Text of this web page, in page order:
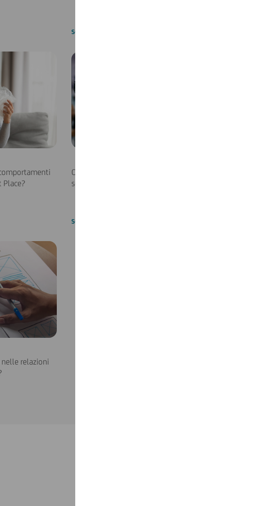
SCOPRI DI PIÙ
Place?
Crisi, Export e intelligenza artificiale: quali rotte
seguire?
SCOPRI DI PIÙ
relazioni